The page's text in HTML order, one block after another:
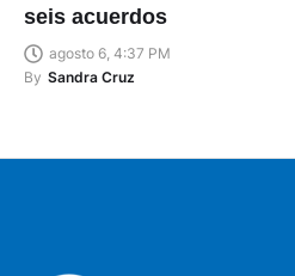
seis acuerdos
agosto 6, 4:37 PM
By Sandra Cruz